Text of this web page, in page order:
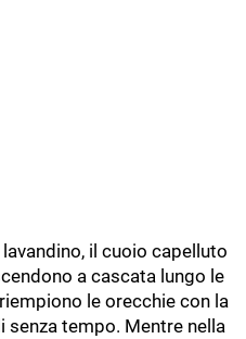
il cuoio capelluto
a cascata lungo le
le orecchie con la
senza tempo. Mentre nella